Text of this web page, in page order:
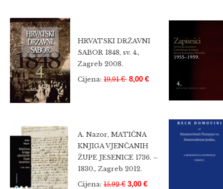
HRVATSKI DRŽAVNI
SABOR 1848, sv. 4.,
Zagreb 2008.
Cijena: 19,91€ 8,00 €
A. Nazor, MATIČNA
KNJIGA VJENČANIH
ŽUPE JESENICE 1736. –
1830., Zagreb 2012.
Cijena: 15,92€ 3,00 €